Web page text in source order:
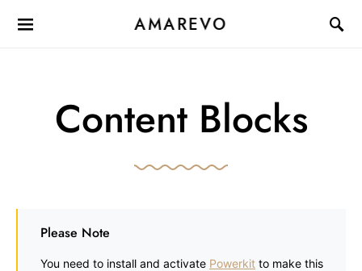
AMAREVO
Content Blocks
Please Note
You need to install and activate Powerkit to make this